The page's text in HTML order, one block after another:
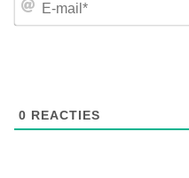
0 REACTIES